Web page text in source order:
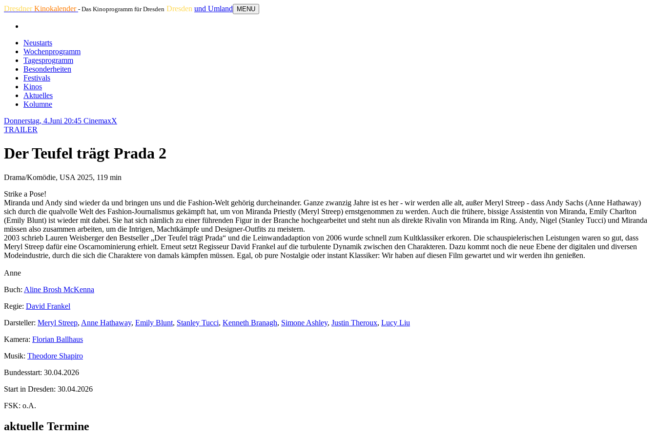
DresdnerKinokalender - Das Kinoprogramm für Dresden Dresden und Umland MENU
Neustarts
Wochenprogramm
Tagesprogramm
Besonderheiten
Festivals
Kinos
Aktuelles
Kolumne
Donnerstag, 4.Juni 20:45 CinemaxX
TRAILER
Der Teufel trägt Prada 2
Drama/Komödie, USA 2025, 119 min
Strike a Pose!
Miranda und Andy sind wieder da und bringen uns und die Fashion-Welt gehörig durcheinander. Ganze zwanzig Jahre ist es her - wir werden alle alt, außer Meryl Streep - dass Andy Sachs (Anne Hathaway)
sich durch die qualvolle Welt des Fashion-Journalismus gekämpft hat, um von Miranda Priestly (Meryl Streep) ernstgenommen zu werden. Auch die frühere, bissige Assistentin von Miranda, Emily Charlton
(Emily Blunt) ist wieder mit dabei. Sie hat sich nämlich zu einer führenden Figur in der Branche hochgearbeitet und steht nun als direkte Rivalin von Miranda im Ring. Andy, Nigel (Stanley Tucci) und Miranda
müssen also zusammen arbeiten, um die Intrigen, Machtkämpfe und Designer-Outfits zu meistern.
2003 schrieb Lauren Weisberger den Bestseller „Der Teufel trägt Prada“ und die Leinwandadaption von 2006 wurde schnell zum Kultklassiker erkoren. Die schauspielerischen Leistungen waren so gut, dass
Meryl Streep dafür eine Oscarnominierung erhielt. Erneut setzt Regisseur David Frankel auf die turbulente Dynamik zwischen den Charakteren. Dazu kommt noch die neue Ebene der digitalen und diversen
Modeindustrie, durch die sich die Charaktere von damals kämpfen müssen. Egal, ob pure Nostalgie oder instant Klassiker: Wir haben auf diesen Film gewartet und wir werden ihn genießen.
Anne
Buch: Aline Brosh McKenna
Regie: David Frankel
Darsteller: Meryl Streep, Anne Hathaway, Emily Blunt, Stanley Tucci, Kenneth Branagh, Simone Ashley, Justin Theroux, Lucy Liu
Kamera: Florian Ballhaus
Musik: Theodore Shapiro
Bundesstart: 30.04.2026
Start in Dresden: 30.04.2026
FSK: o.A.
aktuelle Termine